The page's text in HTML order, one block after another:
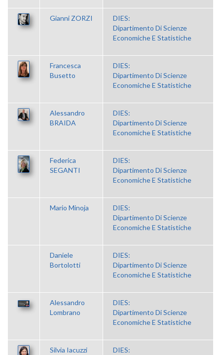
Gianni ZORZI
DIES:
Dipartimento Di Scienze
Economiche E Statistiche
Francesca
Busetto
DIES:
Dipartimento Di Scienze
Economiche E Statistiche
Alessandro
BRAIDA
DIES:
Dipartimento Di Scienze
Economiche E Statistiche
Federica
SEGANTI
DIES:
Dipartimento Di Scienze
Economiche E Statistiche
Mario Minoja
DIES:
Dipartimento Di Scienze
Economiche E Statistiche
Daniele
Bortolotti
DIES:
Dipartimento Di Scienze
Economiche E Statistiche
Alessandro
Lombrano
DIES:
Dipartimento Di Scienze
Economiche E Statistiche
Silvia Iacuzzi
DIES: